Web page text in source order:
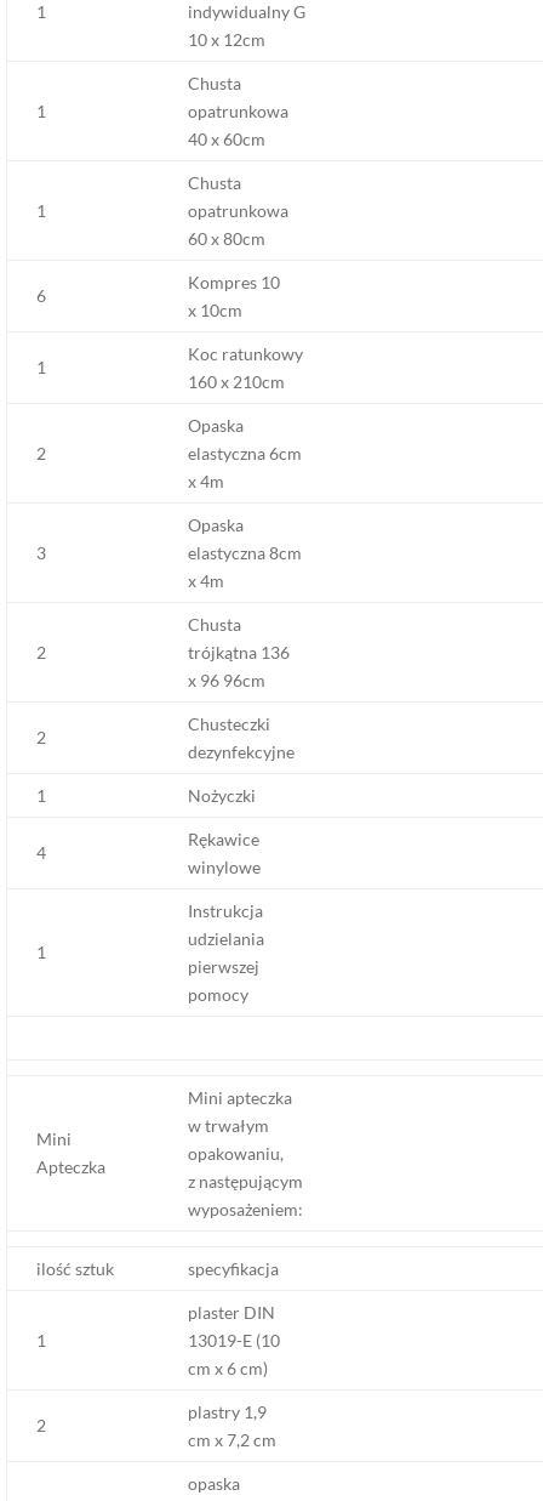
1
indywidualny G
10 x 12cm
1
Chusta
opatrunkowa
40 x 60cm
1
Chusta
opatrunkowa
60 x 80cm
6
Kompres 10
x 10cm
1
Koc ratunkowy
160 x 210cm
2
Opaska
elastyczna 6cm
x 4m
3
Opaska
elastyczna 8cm
x 4m
2
Chusta
trójkątna 136
x 96 96cm
2
Chusteczki
dezynfekcyjne
1 Nożyczki
4
Rękawice
winylowe
1
Instrukcja
udzielania
pierwszej
pomocy
Mini
Apteczka
Mini apteczka
w trwałym
opakowaniu,
z następującym
wyposażeniem:
ilość sztuk specyfikacja
1
plaster DIN
13019-E (10
cm x 6 cm)
2
plastry 1,9
cm x 7,2 cm
opaska